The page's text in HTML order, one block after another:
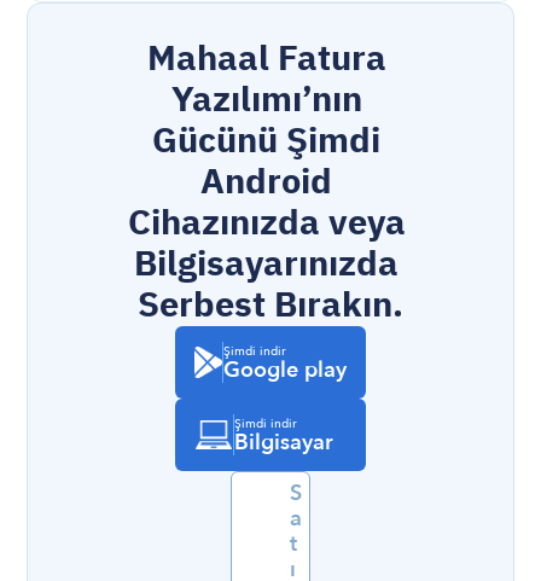
Mahaal Fatura
Yazılımı’nın
Gücünü Şimdi
Android
Cihazınızda veya
Bilgisayarınızda
Serbest Bırakın.
Şimdi indir
Google play
Şimdi indir
Bilgisayar
S
a
t
ı